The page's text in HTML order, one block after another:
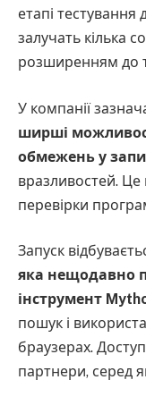
етапі
залучать кілька
розширенням до
У компанії
ширші
обмежень у
вразливостей. Це
перевірки
Запуск
яка нещодавно
інструмент
пошук і
браузерах.
партнери, серед